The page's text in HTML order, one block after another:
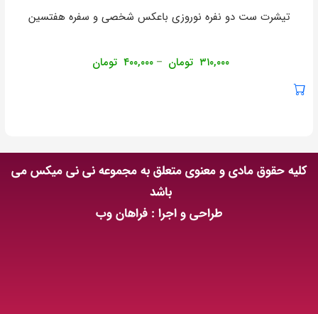
تیشرت ست دو نفره نوروزی باعکس شخصی و سفره هفتسین
۳۱۰,۰۰۰ تومان – ۴۰۰,۰۰۰ تومان
کلیه حقوق مادی و معنوی متعلق به مجموعه نی نی میکس می
باشد
طراحی و اجرا : فراهان وب